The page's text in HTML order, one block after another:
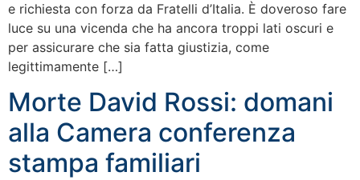
e richiesta con forza da Fratelli d’Italia. È doveroso fare
luce su una vicenda che ha ancora troppi lati oscuri e
per assicurare che sia fatta giustizia, come
legittimamente […]
Morte David Rossi: domani
alla Camera conferenza
stampa familiari